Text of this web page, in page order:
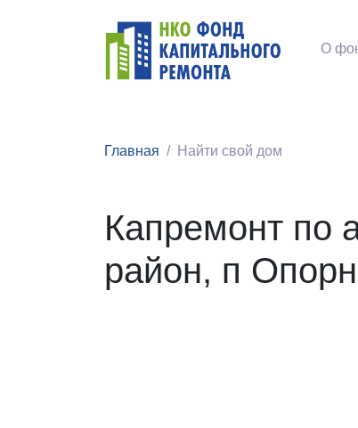
О
Главная Найти свой дом
Капремонт по
район, п